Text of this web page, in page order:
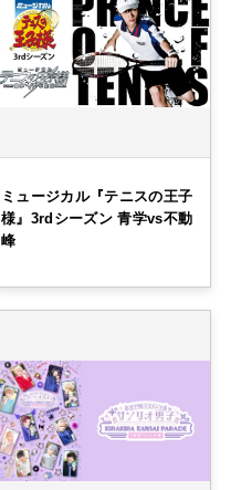
ミュージカル『テニスの王子
様』3rdシーズン 青学vs不動
峰